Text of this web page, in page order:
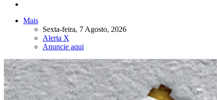
Mais
Sexta-feira, 7 Agosto, 2026
Alerta X
Anuncie aqui